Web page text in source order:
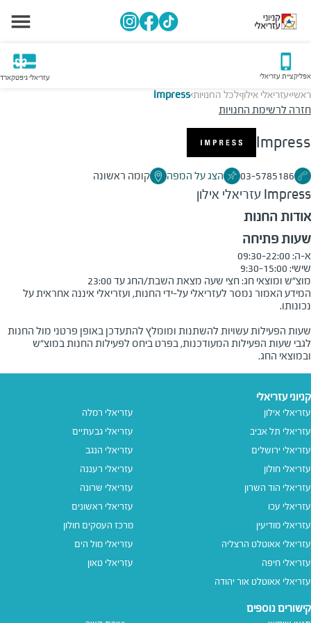
אפליקציית עזריאלי עזריאלי גיפטקארד
ראשי>עזריאלי אילון>לכל החנויות>
Impress
חזרה לרשימת החנויות
Impress
03-5785186 הצג על המפה קומה ראשונה
Impress עזריאלי אילון
אודות החנות
שעות פתיחה
מוצ״ש ומוצאי חג: חצי שעה מצאת השבת/החג עד 23:00
המידע האמור נמסר לעזריאלי על-ידי החנות, ועזריאלי איננה אחראית על
שעות הפעילות עשויות להשתנות ומומלץ להתעדכן באופן פרטני מול החנות
לגבי שעות הפעילות המעודכנות, בפרט ביחס לפעילות החנות במוצ"ש
ובמוצאי החג.
קניוני עזריאלי
עזריאלי אילון
עזריאלי תל אביב
עזריאלי ירושלים
עזריאלי חולון
עזריאלי הוד השרון
עזריאלי עכו
עזריאלי מודיעין
עזריאלי אאוטלט הרצליה
עזריאלי חיפה
עזריאלי אאוטלט אור יהודה
עזריאלי רמלה
עזריאלי גבעתיים
עזריאלי הנגב
עזריאלי רעננה
עזריאלי שרונה
עזריאלי ראשונים
מרכז העסקים חולון
עזריאלי מול הים
עזריאלי טאון
קישורים נוספים